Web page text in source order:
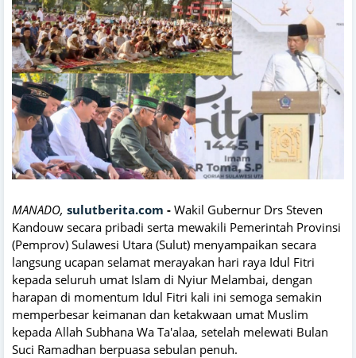
MANADO, sulutberita.com - Wakil Gubernur Drs Steven
Kandouw secara pribadi serta mewakili Pemerintah Provinsi
(Pemprov) Sulawesi Utara (Sulut) menyampaikan secara
langsung ucapan selamat merayakan hari raya Idul Fitri
kepada seluruh umat Islam di Nyiur Melambai, dengan
harapan di momentum Idul Fitri kali ini semoga semakin
memperbesar keimanan dan ketakwaan umat Muslim
kepada Allah Subhana Wa Ta'alaa, setelah melewati Bulan
Suci Ramadhan berpuasa sebulan penuh.